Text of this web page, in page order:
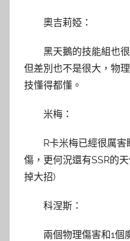
奧吉莉婭：
黑天鵝的技能組也
但差別也不是很大，物
技懂得都懂。
米梅：
R卡米梅已經很厲
傷，更何況還有SSR的
掉大招)
科涅斯：
兩個物理傷害和1個